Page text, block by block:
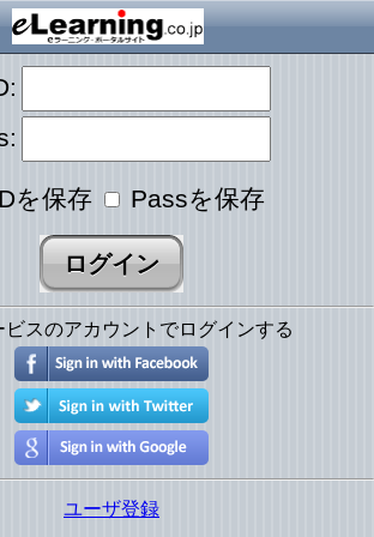
を保存 Passを保存
ビスのアカウントでログインする
ユーザ登録